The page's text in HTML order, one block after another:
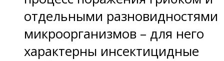
отдельными разновидностями
микроорганизмов – для него
характерны инсектицидные